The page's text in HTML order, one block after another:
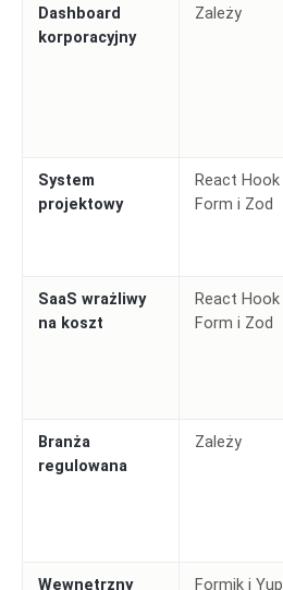
Dashboard
korporacyjny
Zależy
System
projektowy
React Hook
Form i Zod
SaaS wrażliwy
na koszt
React Hook
Form i Zod
Branża
regulowana
Zależy
Wewnętrzny Formik i Yup